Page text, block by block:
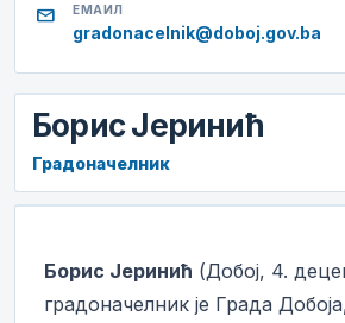
mail ЕМАИЛ
gradonacelnik@doboj.gov.ba
Борис Јеринић
Градоначелник
Борис Јеринић (Добој, 4.
градоначелник је Града